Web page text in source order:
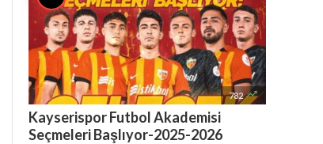
782 
Kayserispor Futbol Akademisi
Seçmeleri Başlıyor-2025-2026